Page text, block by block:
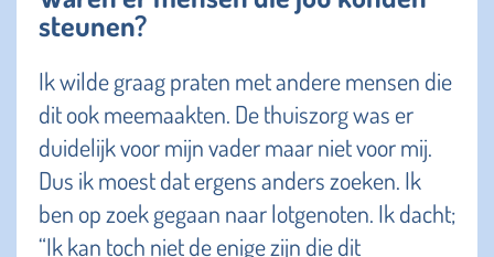
steunen?
Ik wilde graag praten met andere mensen die
dit ook meemaakten. De thuiszorg was er
duidelijk voor mijn vader maar niet voor mij.
Dus ik moest dat ergens anders zoeken. Ik
ben op zoek gegaan naar lotgenoten. Ik dacht;
“Ik kan toch niet de enige zijn die dit